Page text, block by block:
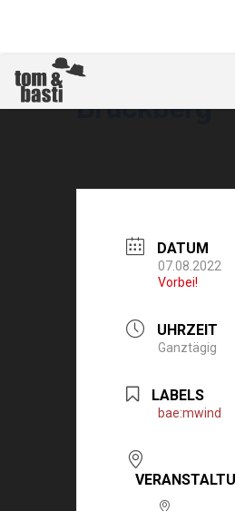
Bruckberg
DATUM
07.08.2022
Vorbei!
UHRZEIT
Ganztägig
LABELS
bae:mwind